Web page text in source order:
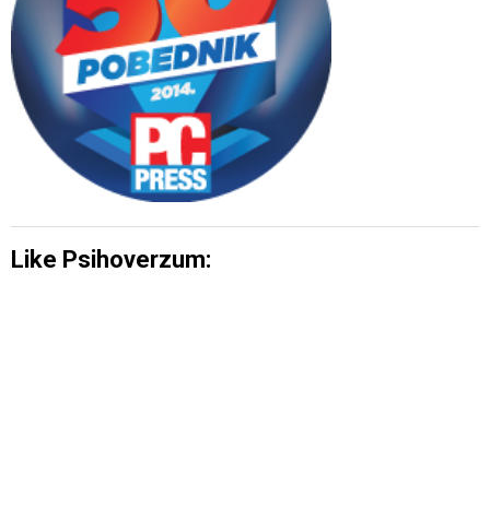
Like Psihoverzum: